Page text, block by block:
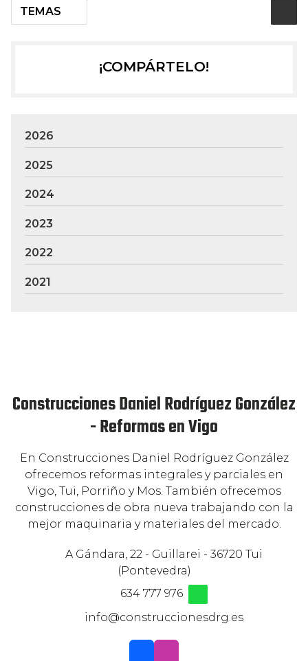
TEMAS
¡COMPÁRTELO!
2026
2025
2024
2023
2022
2021
Construcciones Daniel Rodríguez González
- Reformas en Vigo
En Construcciones Daniel Rodríguez González
ofrecemos reformas integrales y parciales en
Vigo, Tui, Porriño y Mos. También ofrecemos
construcciones de obra nueva trabajando con la
mejor maquinaria y materiales del mercado.
A Gándara, 22 - Guillarei - 36720 Tui
(Pontevedra)
634 777 976
info@construccionesdrg.es